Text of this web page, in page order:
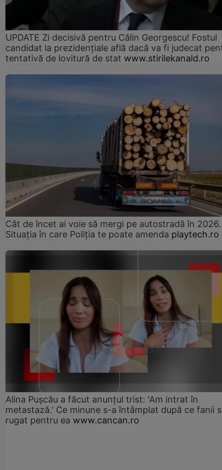
UPDATE Zi decisivă pentru Călin Georgescu! Fostul
candidat la prezidențiale află dacă va fi judecat
tentativă de lovitură de stat www.stirilekanald.ro
Cât de încet ai voie să mergi pe autostradă în 2026.
Situația în care Poliția te poate amenda playtech.ro
Alina Pușcău a făcut anunțul trist: 'Am intrat în
metastază.' Ce minune s-a întâmplat după ce fanii
rugat pentru ea www.cancan.ro